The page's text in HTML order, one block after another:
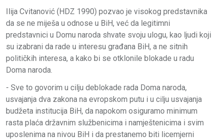
Ilija Cvitanović (HDZ 1990) pozvao je visokog predstavnika
da se ne miješa u odnose u BiH, već da legitimni
predstavnici u Domu naroda shvate svoju ulogu, kao ljudi koji
su izabrani da rade u interesu građana BiH, a ne sitnih
političkih interesa, a kako bi se otklonile blokade u radu
Doma naroda.
- Sve to govorim u cilju deblokade rada Doma naroda,
usvajanja dva zakona na evropskom putu i u cilju usvajanja
budžeta institucija BiH, da napokom osiguramo minimum
rasta plaća državnim službenicima i namještenicima i svim
uposlenima na nivou BiH i da prestanemo biti licemjerni